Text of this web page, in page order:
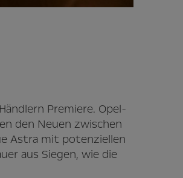
Premiere. Opel-
den Neuen zwischen
Astra mit potenziellen
aus Siegen, wie die